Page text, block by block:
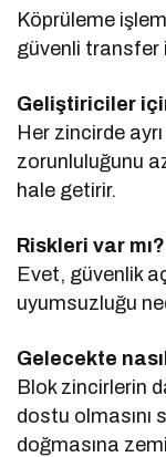
Köprüleme
güvenli transfer
Geliştiriciler
Her zincirde
zorunluluğunu
hale getirir.
Riskleri var mı?
Evet, güvenlik
uyumsuzluğu
Gelecekte
Blok zincirlerin
dostu olmasını
doğmasına